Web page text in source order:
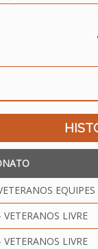
EQUIPES
LIVRE
LIVRE